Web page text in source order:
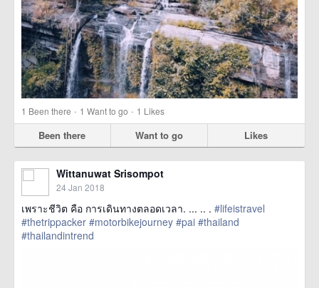
1 Been there · 1 Want to go · 1 Likes
Been there Want to go Likes
Wittanuwat Srisompot
24 Jan 2018
เพราะชีวิต คือ การเดินทางตลอดเวลา. ... .. . #lifeistravel
#thetrippacker #motorbikejourney #pai #thailand
#thailandintrend